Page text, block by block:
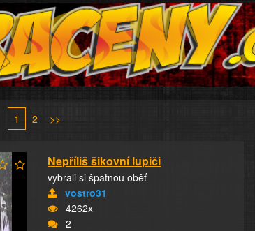
1 2 >>
Nepříliš šikovní lupiči
vybrali si špatnou oběť
vostro31
4262x
2